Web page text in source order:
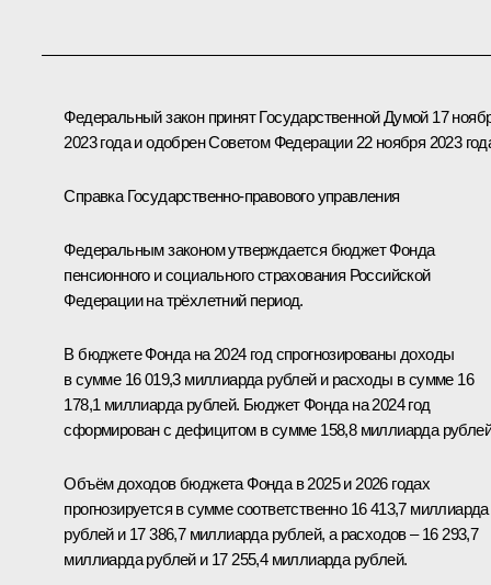
Федеральный закон принят Государственной Думой 17
2023 года и одобрен Советом Федерации 22 ноября 2023
Справка Государственно-правового управления
Федеральным законом утверждается бюджет Фонда
пенсионного и социального страхования Российской
Федерации на трёхлетний период.
В бюджете Фонда на 2024 год спрогнозированы доходы
в сумме 16 019,3 миллиарда рублей и расходы в сумме 16
178,1 миллиарда рублей. Бюджет Фонда на 2024 год
сформирован с дефицитом в сумме 158,8 миллиарда
Объём доходов бюджета Фонда в 2025 и 2026 годах
прогнозируется в сумме соответственно 16 413,7 миллиарда
рублей и 17 386,7 миллиарда рублей, а расходов – 16 293,7
миллиарда рублей и 17 255,4 миллиарда рублей.